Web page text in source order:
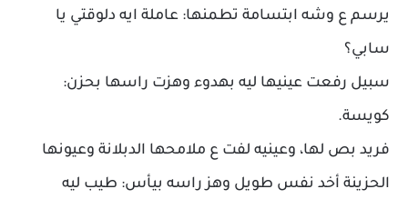
يرسم ع وشه ابتسامة تطمنها: عاملة ايه دلوقتي يا
سابي؟
سبيل رفعت عينيها ليه بهدوء وهزت راسها بحزن:
كويسة.
فريد بص لها، وعينيه لفت ع ملامحها الدبلانة وعيونها
الحزينة أخد نفس طويل وهز راسه بيأس: طيب ليه